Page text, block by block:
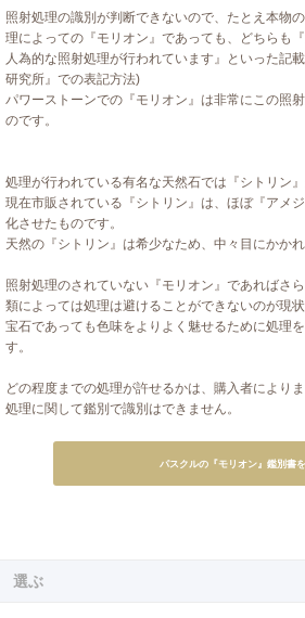
照射処理の識別が判断できないので、たとえ本物
理によっての『モリオン』であっても、どちらも
人為的な照射処理が行われています』といった記
研究所』での表記方法)
パワーストーンでの『モリオン』は非常にこの照
のです。
処理が行われている有名な天然石では『シトリン』
現在市販されている『シトリン』は、ほぼ『アメ
化させたものです。
天然の『シトリン』は希少なため、中々目にかかれ
照射処理のされていない『モリオン』であればさ
類によっては処理は避けることができないのが現状
宝石であっても色味をよりよく魅せるために処理
す。
どの程度までの処理が許せるかは、購入者により
処理に関して鑑別で識別はできません。
パスクルの『モリオン』鑑別書
選ぶ